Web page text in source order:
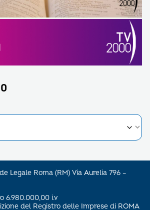
Legale Roma (RM) Via Aurelia 796 –
6.980.000,00 i.v
del Registro delle Imprese di ROMA